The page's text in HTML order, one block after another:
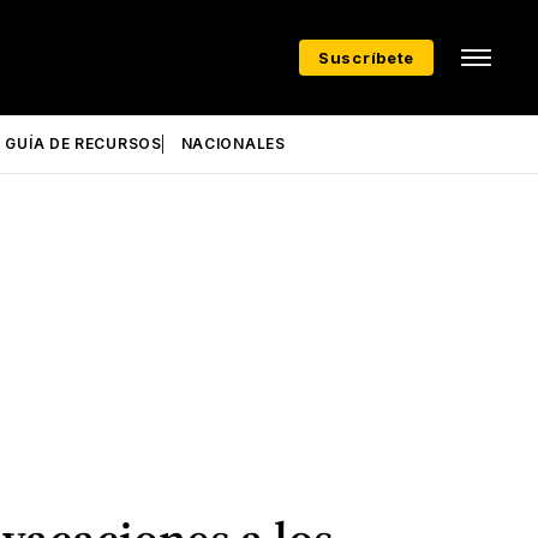
Suscríbete
GUÍA DE RECURSOS NACIONALES